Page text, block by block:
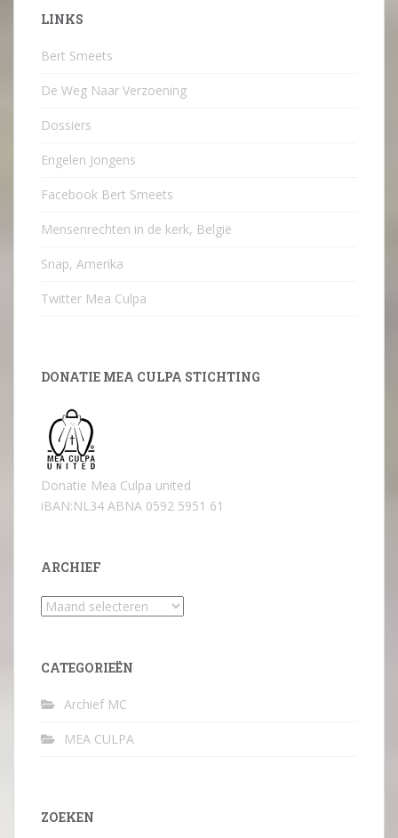
LINKS
Bert Smeets
De Weg Naar Verzoening
Dossiers
Engelen Jongens
Facebook Bert Smeets
Mensenrechten in de kerk, België
Snap, Amerika
Twitter Mea Culpa
DONATIE MEA CULPA STICHTING
Donatie Mea Culpa united
iBAN:NL34 ABNA 0592 5951 61
ARCHIEF
Archief
CATEGORIEËN
Archief MC
MEA CULPA
ZOEKEN